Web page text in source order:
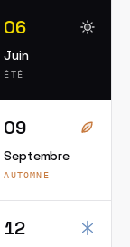
06
Juin
ÉTÉ
09
Septembre
AUTOMNE
12